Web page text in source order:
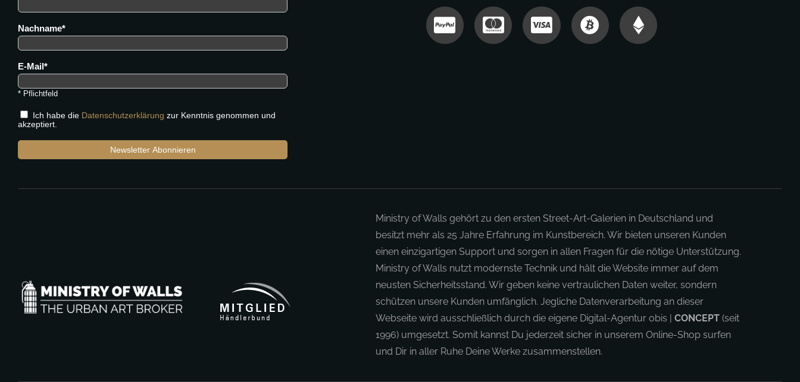
Nachname
E-Mail
* Pflichtfeld
Ich habe die Datenschutzerklärung zur Kenntnis genommen und
akzeptiert.
Newsletter Abonnieren
Ministry of Walls gehört zu den ersten Street-Art-Galerien in Deutschland und
besitzt mehr als 25 Jahre Erfahrung im Kunstbereich. Wir bieten unseren Kunden
einen einzigartigen Support und sorgen in allen Fragen für die nötige Unterstützung.
Ministry of Walls nutzt modernste Technik und hält die Website immer auf dem
neusten Sicherheitsstand. Wir geben keine vertraulichen Daten weiter, sondern
schützen unsere Kunden umfänglich. Jegliche Datenverarbeitung an dieser
Webseite wird ausschließlich durch die eigene Digital-Agentur obis | CONCEPT(seit
1996) umgesetzt. Somit kannst Du jederzeit sicher in unserem Online-Shop surfen
und Dir in aller Ruhe Deine Werke zusammenstellen.